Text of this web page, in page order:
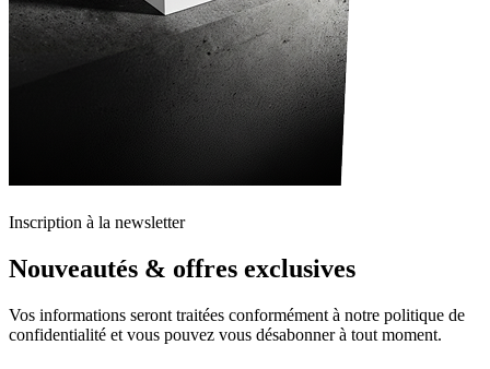
Inscription à la newsletter
Nouveautés & offres exclusives
Vos informations seront traitées conformément à notre politique de
confidentialité et vous pouvez vous désabonner à tout moment.